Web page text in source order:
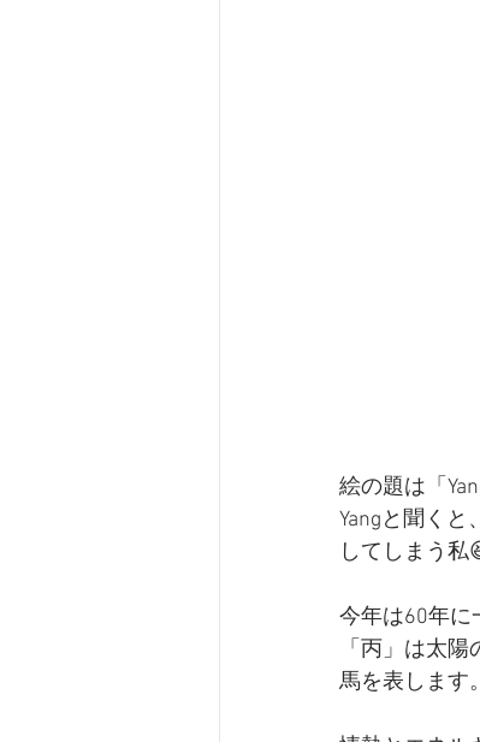
絵の題は「
Yangと聞くと
してしまう私
今年は60年
「丙」は太
馬を表します